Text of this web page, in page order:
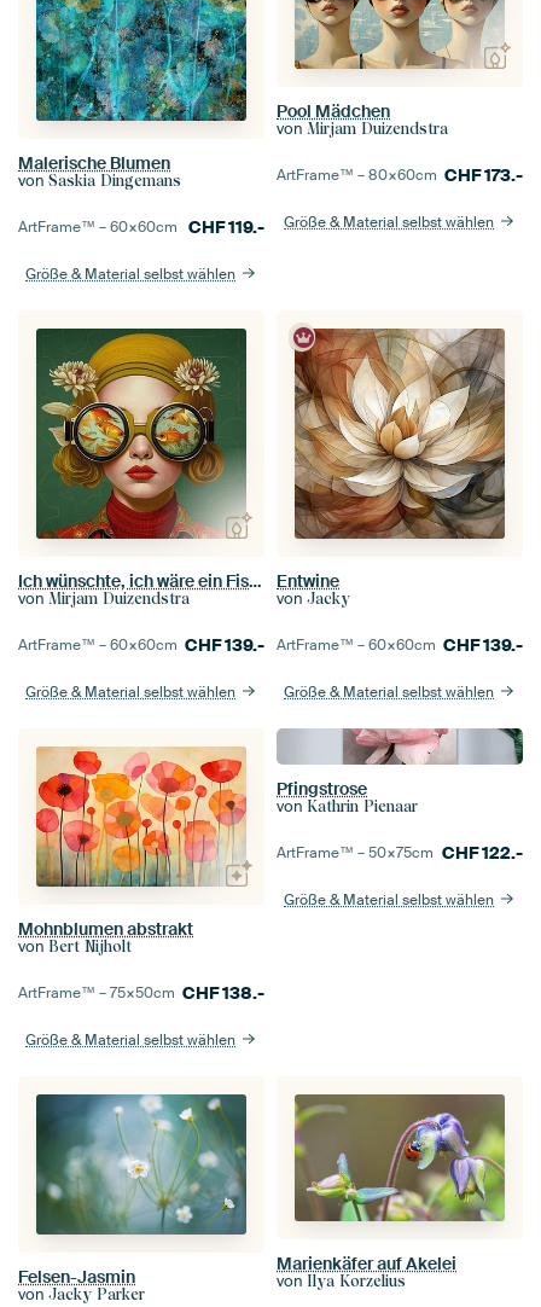
Malerische Blumen
von Saskia Dingemans
ArtFrame™ –60×60cm CHF119.-
Größe & Material selbst wählen
Pool Mädchen
von Mirjam Duizendstra
ArtFrame™ –80×60cm CHF173.-
Größe & Material selbst wählen
Ich wünschte, ich wäre ein Fisch
von Mirjam Duizendstra
ArtFrame™ –60×60cm CHF139.-
Größe & Material selbst wählen
Entwine
von Jacky
ArtFrame™ –60×60cm CHF139.-
Größe & Material selbst wählen
Mohnblumen abstrakt
von Bert Nijholt
ArtFrame™ –75×50cm CHF138.-
Größe & Material selbst wählen
Pfingstrose
von Kathrin Pienaar
ArtFrame™ –50×75cm CHF122.-
Größe & Material selbst wählen
Felsen-Jasmin
von Jacky Parker
Marienkäfer auf Akelei
von Ilya Korzelius